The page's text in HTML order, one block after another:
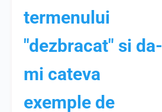
termenului
"dezbracat" si da-
mi cateva
exemple de